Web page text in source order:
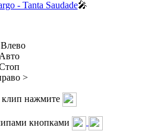
- Tanta Saudade🎤
Авто
>
клип нажмите
кнопками